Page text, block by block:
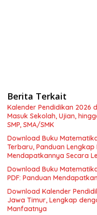
Berita Terkait
Kalender Pendidikan 2026
Masuk Sekolah, Ujian,
SMP, SMA/SMK
Download Buku
Terbaru, Panduan
Mendapatkannya Secara
Download Buku
PDF: Panduan
Download Kalender
Jawa Timur, Lengkap
Manfaatnya